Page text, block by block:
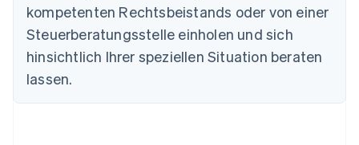
kompetenten Rechtsbeistands oder von einer
Steuerberatungsstelle einholen und sich
hinsichtlich Ihrer speziellen Situation beraten
lassen.
Estland
Festlandchina
简体中文English
Finnland
English
Frankreich